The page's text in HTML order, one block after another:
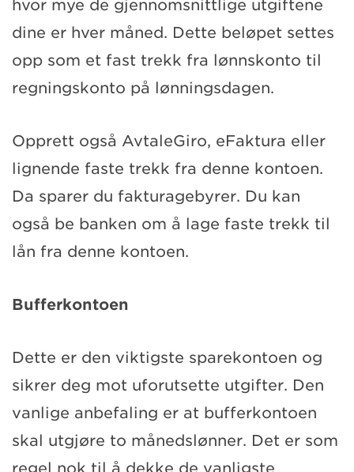
hvor mye de gjennomsnittlige utgiftene
dine er hver måned. Dette beløpet settes
opp som et fast trekk fra lønnskonto til
regningskonto på lønningsdagen.
Opprett også AvtaleGiro, eFaktura eller
lignende faste trekk fra denne kontoen.
Da sparer du fakturagebyrer. Du kan
også be banken om å lage faste trekk til
lån fra denne kontoen.
Bufferkontoen
Dette er den viktigste sparekontoen og
sikrer deg mot uforutsette utgifter. Den
vanlige anbefaling er at bufferkontoen
skal utgjøre to månedslønner. Det er som
regel nok til å dekke de vanligste